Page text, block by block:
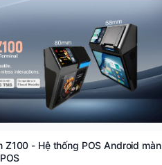
Z100 - Hệ thống POS Android màn